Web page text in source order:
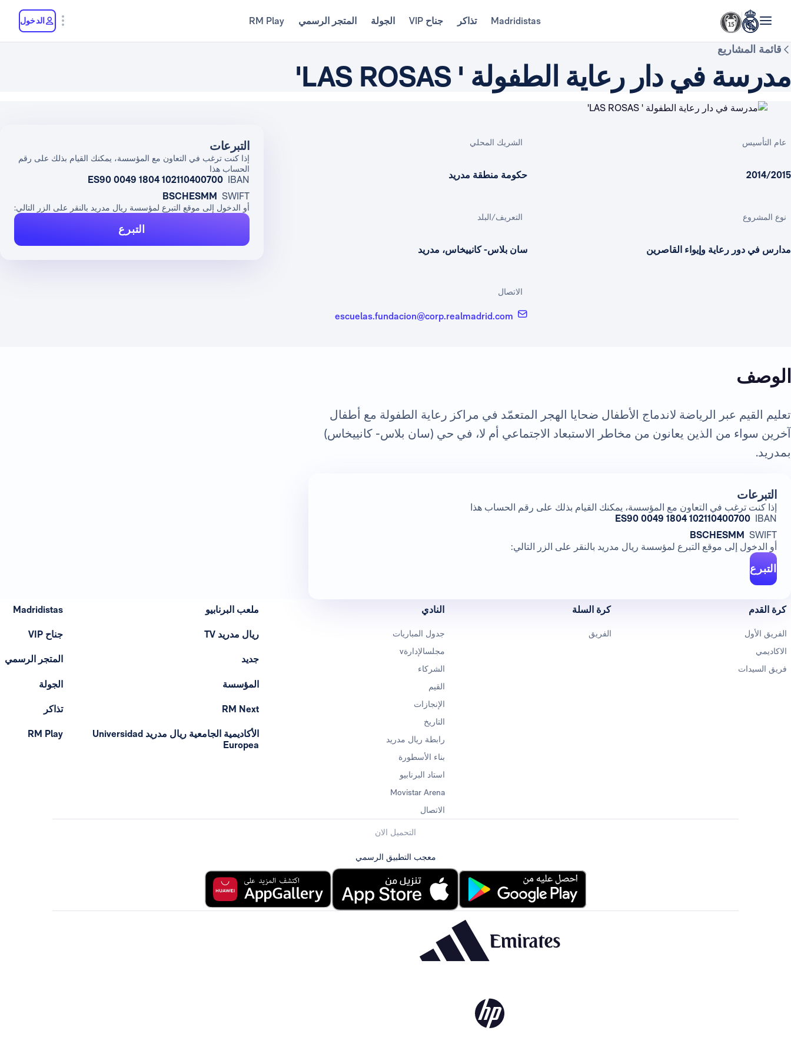
Madridistas تذاكر جناح VIP الجولة المتجر الرسمي RM Play الدخول
قائمة المشاريع
مدرسة في دار رعاية الطفولة ' LAS ROSAS'
عام التأسيس
2014/2015
نوع المشروع
مدارس في دور رعاية وإيواء القاصرين
الشريك المحلي
حكومة منطقة مدريد
التعريف/البلد
سان بلاس- كانييخاس، مدريد
الاتصال
escuelas.fundacion@corp.realmadrid.com
التبرعات
إذا كنت ترغب في التعاون مع المؤسسة، يمكنك القيام بذلك على رقم
الحساب هذا
IBAN
ES90 0049 1804 102110400700
SWIFT
BSCHESMM
أو الدخول إلى موقع التبرع لمؤسسة ريال مدريد بالنقر على الزر التالي:
التبرع
الوصف
تعليم القيم عبر الرياضة لاندماج الأطفال ضحايا الهجر المتعمّد في مراكز رعاية الطفولة مع أطفال
آخرين سواء من الذين يعانون من مخاطر الاستبعاد الاجتماعي أم لا، في حي (سان بلاس- كانييخاس)
بمدريد.
التبرعات
إذا كنت ترغب في التعاون مع المؤسسة، يمكنك القيام بذلك على رقم الحساب هذا
IBAN
ES90 0049 1804 102110400700
SWIFT
BSCHESMM
أو الدخول إلى موقع التبرع لمؤسسة ريال مدريد بالنقر على الزر التالي:
التبرع
كرة القدم
الفريق الأول
الاكاديمي
فريق السيدات
كرة السلة
الفريق
النادي
جدول المباريات
مجلسالإدارةv
الشركاء
القيم
الإنجازات
التاريخ
رابطة ريال مدريد
بناء الأسطورة
استاد البرنابيو
Movistar Arena
الاتصال
ملعب البرنابيو
ريال مدريد TV
جديد
المؤسسة
RM Next
الأكاديمية الجامعية ريال مدريد Universidad
Europea
Madridistas
جناح VIP
المتجر الرسمي
الجولة
تذاكر
RM Play
التحميل الان
معجب التطبيق الرسمي